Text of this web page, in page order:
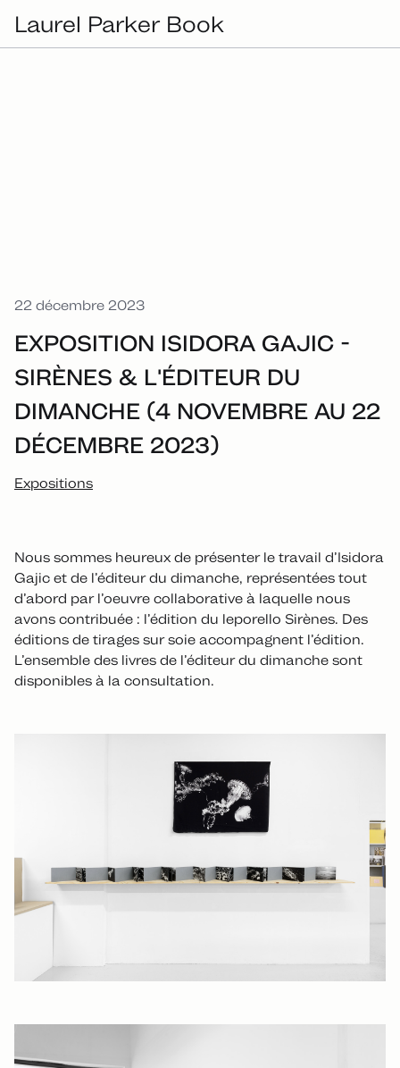
Laurel Parker Book
22 décembre 2023
EXPOSITION ISIDORA GAJIC -
SIRÈNES & L'ÉDITEUR DU
DIMANCHE (4 NOVEMBRE AU 22
DÉCEMBRE 2023)
Expositions
Nous sommes heureux de présenter le travail d’Isidora
Gajic et de l’éditeur du dimanche, représentées tout
d’abord par l’oeuvre collaborative à laquelle nous
avons contribuée : l’édition du leporello Sirènes. Des
éditions de tirages sur soie accompagnent l’édition.
L’ensemble des livres de l’éditeur du dimanche sont
disponibles à la consultation.